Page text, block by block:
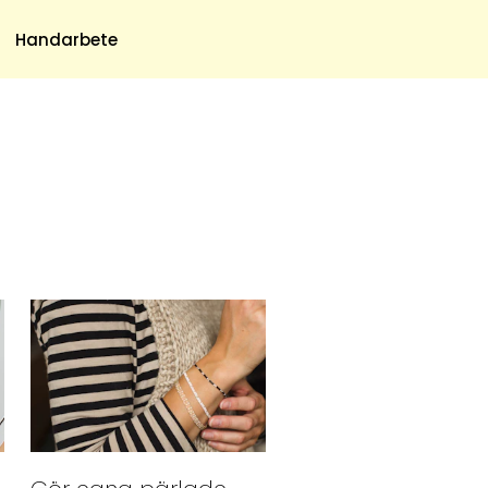
Handarbete
Nyhetsbrev
Om Cookies
Integritetspolicy
Skapa Konto